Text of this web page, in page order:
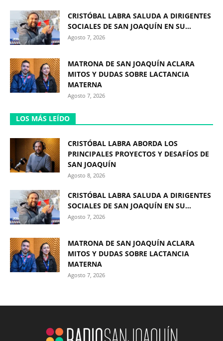
CRISTÓBAL LABRA SALUDA A DIRIGENTES
SOCIALES DE SAN JOAQUÍN EN SU...
Agosto 7, 2026
MATRONA DE SAN JOAQUÍN ACLARA
MITOS Y DUDAS SOBRE LACTANCIA
MATERNA
Agosto 7, 2026
LOS MÁS LEÍDO
CRISTÓBAL LABRA ABORDA LOS
PRINCIPALES PROYECTOS Y DESAFÍOS DE
SAN JOAQUÍN
Agosto 8, 2026
CRISTÓBAL LABRA SALUDA A DIRIGENTES
SOCIALES DE SAN JOAQUÍN EN SU...
Agosto 7, 2026
MATRONA DE SAN JOAQUÍN ACLARA
MITOS Y DUDAS SOBRE LACTANCIA
MATERNA
Agosto 7, 2026